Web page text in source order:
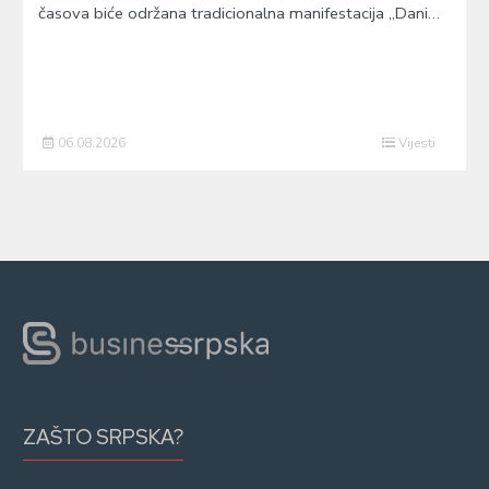
časova biće održana tradicionalna manifestacija „Dani…
06.08.2026 Vijesti
ZAŠTO SRPSKA?